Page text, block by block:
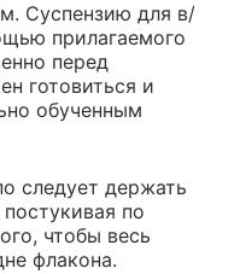
Суспензию для в/
прилагаемого
перед
готовиться и
обученным
следует держать
по
чтобы весь
флакона.